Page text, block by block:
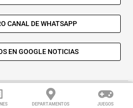
DEPARTAMENTOS JUEGOS
CANAL DE WHATSAPP
EN GOOGLE NOTICIAS
Todos los derechos reservados. |
Daskalos Solutions